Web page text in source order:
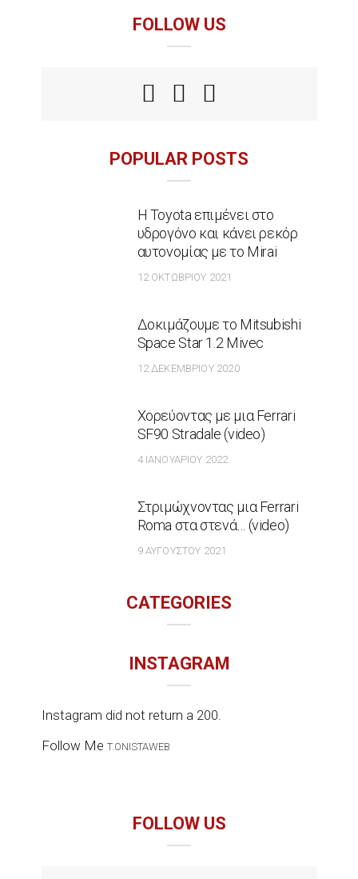
FOLLOW US
POPULAR POSTS
Η Toyota επιμένει στο
υδρογόνο και κάνει ρεκόρ
αυτονομίας με το Mirai
12 ΟΚΤΩΒΡΊΟΥ 2021
Δοκιμάζουμε το Mitsubishi
Space Star 1.2 Mivec
12 ΔΕΚΕΜΒΡΊΟΥ 2020
Χορεύοντας με μια Ferrari
SF90 Stradale (video)
4 ΙΑΝΟΥΑΡΊΟΥ 2022
Στριμώχνοντας μια Ferrari
Roma στα στενά… (video)
9 ΑΥΓΟΎΣΤΟΥ 2021
CATEGORIES
INSTAGRAM
Instagram did not return a 200.
Follow Me T.ONISTAWEB
FOLLOW US